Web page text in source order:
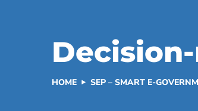
HOME SEP – SMART E-